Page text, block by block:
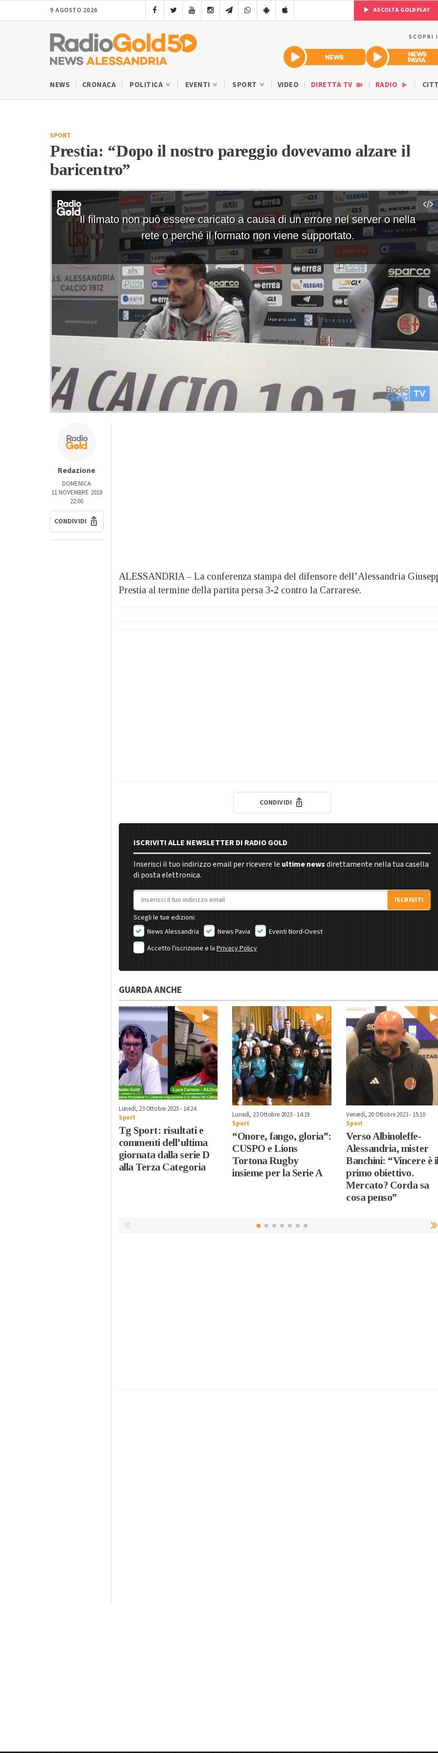
9 AGOSTO 2026 ASCOLTA GOLDPLAY
SCOPRI
NEWS CRONACA POLITICA EVENTI SPORT VIDEO DIRETTA TV RADIO
SPORT
Prestia: “Dopo il nostro pareggio dovevamo alzare il
baricentro”
Redazione
DOMENICA
11 NOVEMBRE 2018
22:00
CONDIVIDI
ALESSANDRIA – La conferenza stampa del difensore dell’Alessandria
Prestia al termine della partita persa 3-2 contro la Carrarese.
CONDIVIDI
ISCRIVITI ALLE NEWSLETTER DI RADIO GOLD
Inserisci il tuo indirizzo email per ricevere le ultime newsdirettamente nella tua casella
di posta elettronica.
Indirizzo email
ISCRIVITI
Scegli le tue edizioni:
News Alessandria
News Pavia
Eventi Nord-Ovest
Accetto l'iscrizione e laPrivacy Policy
GUARDA ANCHE
Lunedì, 23 Ottobre 2023 - 14:24
Sport
Tg Sport: risultati e
commenti dell’ultima
giornata dalla serie D
alla Terza Categoria
Lunedì, 23 Ottobre 2023 - 14:19
Sport
“Onore, fango, gloria”:
CUSPO e Lions
Tortona Rugby
insieme per la Serie A
Venerdì, 20 Ottobre 2023 - 15:10
Sport
Verso Albinoleffe-
Alessandria, mister
Banchini: “Vincere è
primo obiettivo.
Mercato? Corda sa
cosa penso”